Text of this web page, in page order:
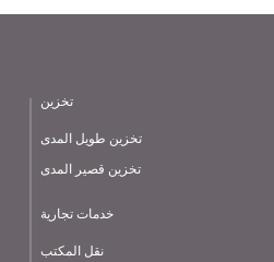
تخزين
تخزين طويل المدى
تخزين قصير المدى
خدمات تجارية
نقل المكتب